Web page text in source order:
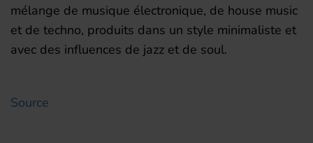
mélange de musique électronique, de house music
et de techno, produits dans un style minimaliste et
avec des influences de jazz et de soul.
Source